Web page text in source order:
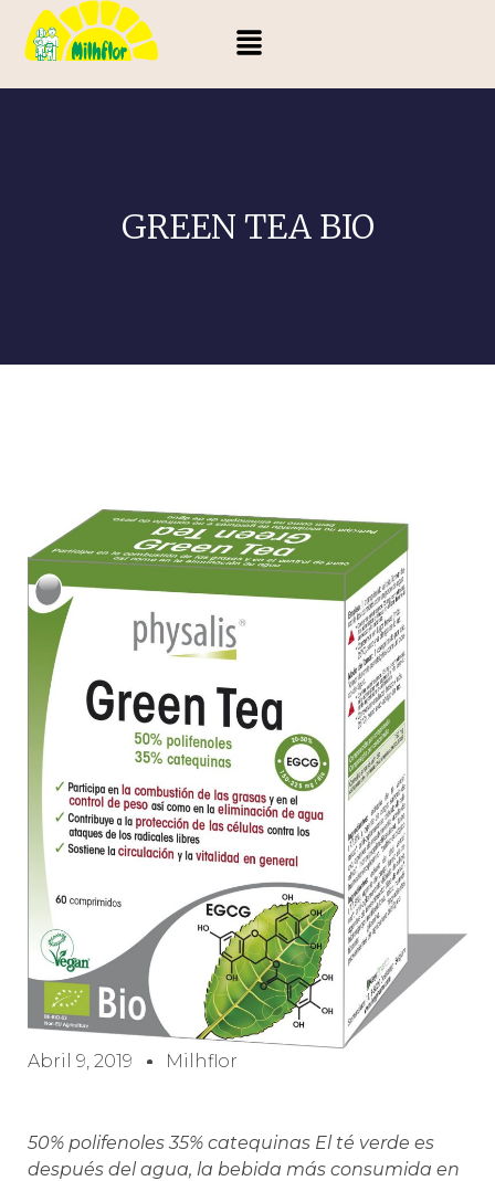
GREEN TEA BIO
Abril 9, 2019 Milhflor
50% polifenoles 35% catequinas El té verde es
después del agua, la bebida más consumida en